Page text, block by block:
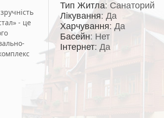
- це
Тип Житла: Санаторий
Лікування: Да
Харчування: Да
Басейн: Нет
Інтернет: Да